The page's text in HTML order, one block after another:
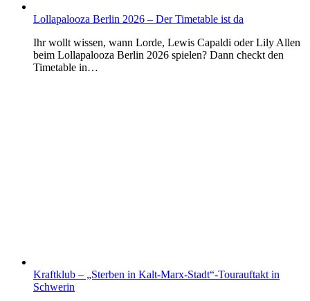
Lollapalooza Berlin 2026 – Der Timetable ist da
Ihr wollt wissen, wann Lorde, Lewis Capaldi oder Lily Allen
beim Lollapalooza Berlin 2026 spielen? Dann checkt den
Timetable in…
Kraftklub – „Sterben in Kalt-Marx-Stadt“-Tourauftakt in
Schwerin